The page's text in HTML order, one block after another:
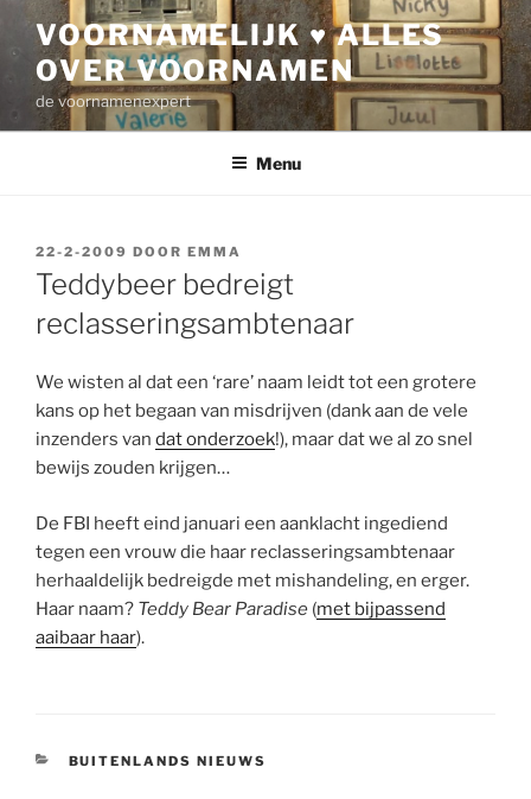
inhoud
VOORNAMELIJK ♥ ALLES
OVER VOORNAMEN
de voornamenexpert
Menu
GEPLAATST
OP
22-2-2009 DOOR EMMA
Teddybeer bedreigt
reclasseringsambtenaar
We wisten al dat een ‘rare’ naam leidt tot een grotere
kans op het begaan van misdrijven (dank aan de vele
inzenders van dat onderzoek!), maar dat we al zo snel
bewijs zouden krijgen…
De FBI heeft eind januari een aanklacht ingediend
tegen een vrouw die haar reclasseringsambtenaar
herhaaldelijk bedreigde met mishandeling, en erger.
Haar naam? Teddy Bear Paradise (met bijpassend
aaibaar haar).
CATEGORIEËN
BUITENLANDS NIEUWS